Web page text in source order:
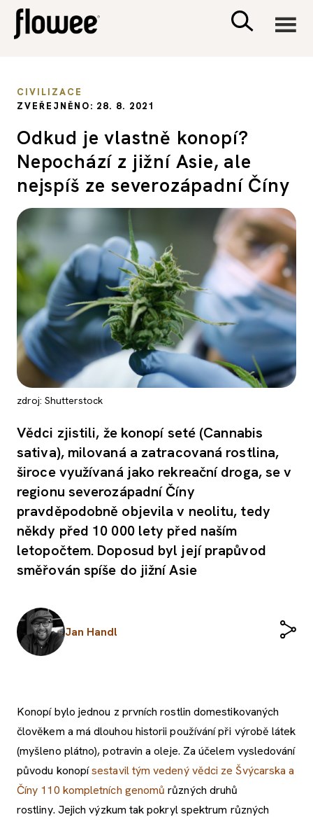
PSYCHOLOGIE
SEX A VZTAHY
PORADNA
CIVILIZACE
ZVEŘEJNĚNO: 28. 8. 2021
Odkud je vlastně konopí?
Nepochází z jižní Asie, ale
nejspíš ze severozápadní Číny
zdroj: Shutterstock
Vědci zjistili, že konopí seté (Cannabis
sativa), milovaná a zatracovaná rostlina,
široce využívaná jako rekreační droga, se v
regionu severozápadní Číny
pravděpodobně objevila v neolitu, tedy
někdy před 10 000 lety před naším
letopočtem. Doposud byl její prapůvod
směřován spíše do jižní Asie
Jan Handl
Konopí bylo jednou z prvních rostlin domestikovaných
člověkem a má dlouhou historii používání při výrobě látek
(myšleno plátno), potravin a oleje. Za účelem vysledování
původu konopísestavil tým vedený vědci ze Švýcarska a
Číny 110 kompletních genomů různých druhů
rostliny. Jejich výzkum tak pokryl spektrum různých